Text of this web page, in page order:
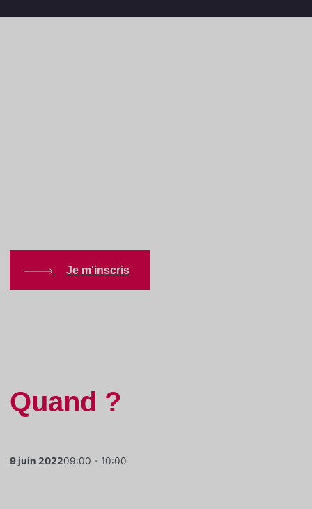
Je m'inscris
Quand ?
9 juin 202209:00 - 10:00